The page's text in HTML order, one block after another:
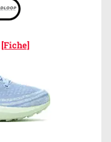
[Fiche]